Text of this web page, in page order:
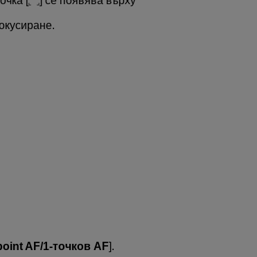
AF/1-точков AF].